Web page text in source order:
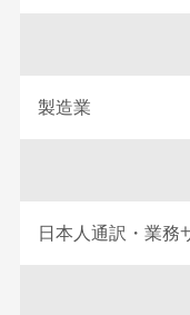
製造業
日本人通訳・業務